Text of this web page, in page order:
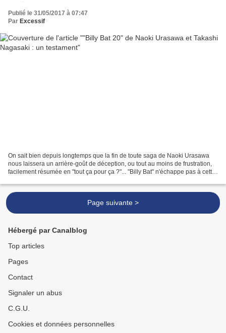
Publié le 31/05/2017 à 07:47
Par Excessif
On sait bien depuis longtemps que la fin de toute saga de Naoki Urasawa
nous laissera un arrière-goût de déception, ou tout au moins de frustration,
facilement résumée en "tout ça pour ça ?"... "Billy Bat" n'échappe pas à cette
Page suivante >
Hébergé par Canalblog
Top articles
Pages
Contact
Signaler un abus
C.G.U.
Cookies et données personnelles